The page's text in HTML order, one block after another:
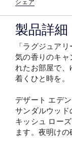
シェア
製品詳細
「ラグジュア
気の香りのキャ
れたお部屋で、
着くひと時を。
デザート エデ
サンダルウッド
キッシュ ロー
ます。夜明けの